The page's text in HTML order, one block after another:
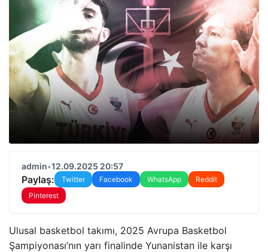
admin•12.09.2025 20:57
Paylaş: Twitter Facebook WhatsApp
Reddit
Pinterest
Ulusal basketbol takımı, 2025 Avrupa Basketbol
Şampiyonası’nın yarı finalinde Yunanistan ile karşı